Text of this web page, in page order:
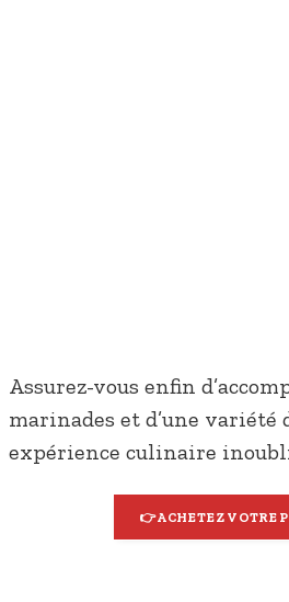
Assurez-vous enfin
marinades et d’une variété
expérience culinaire
👉ACHETEZ VOTRE